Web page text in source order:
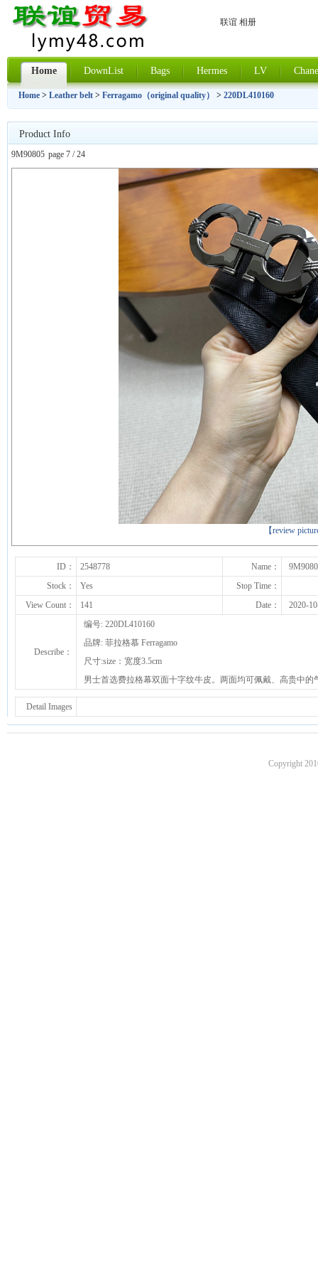
联谊 相册
Home DownList Bags Hermes LV
Home > Leather belt > Ferragamo（original quality） > 220DL410160
Product Info
9M90805 page 7 / 24
【review
上一张
下一张
ID： 2548778 Name：
Stock：
Yes
Stop Time：
View Count：
141 Date： 2020-
Describe：
编号: 220DL410160
品牌: 菲拉格慕 Ferragamo
尺寸:size：宽度3.5cm
男士首选费拉格幕双面十字纹牛皮。两面均可佩戴、高贵中
Detail Images
Copyright